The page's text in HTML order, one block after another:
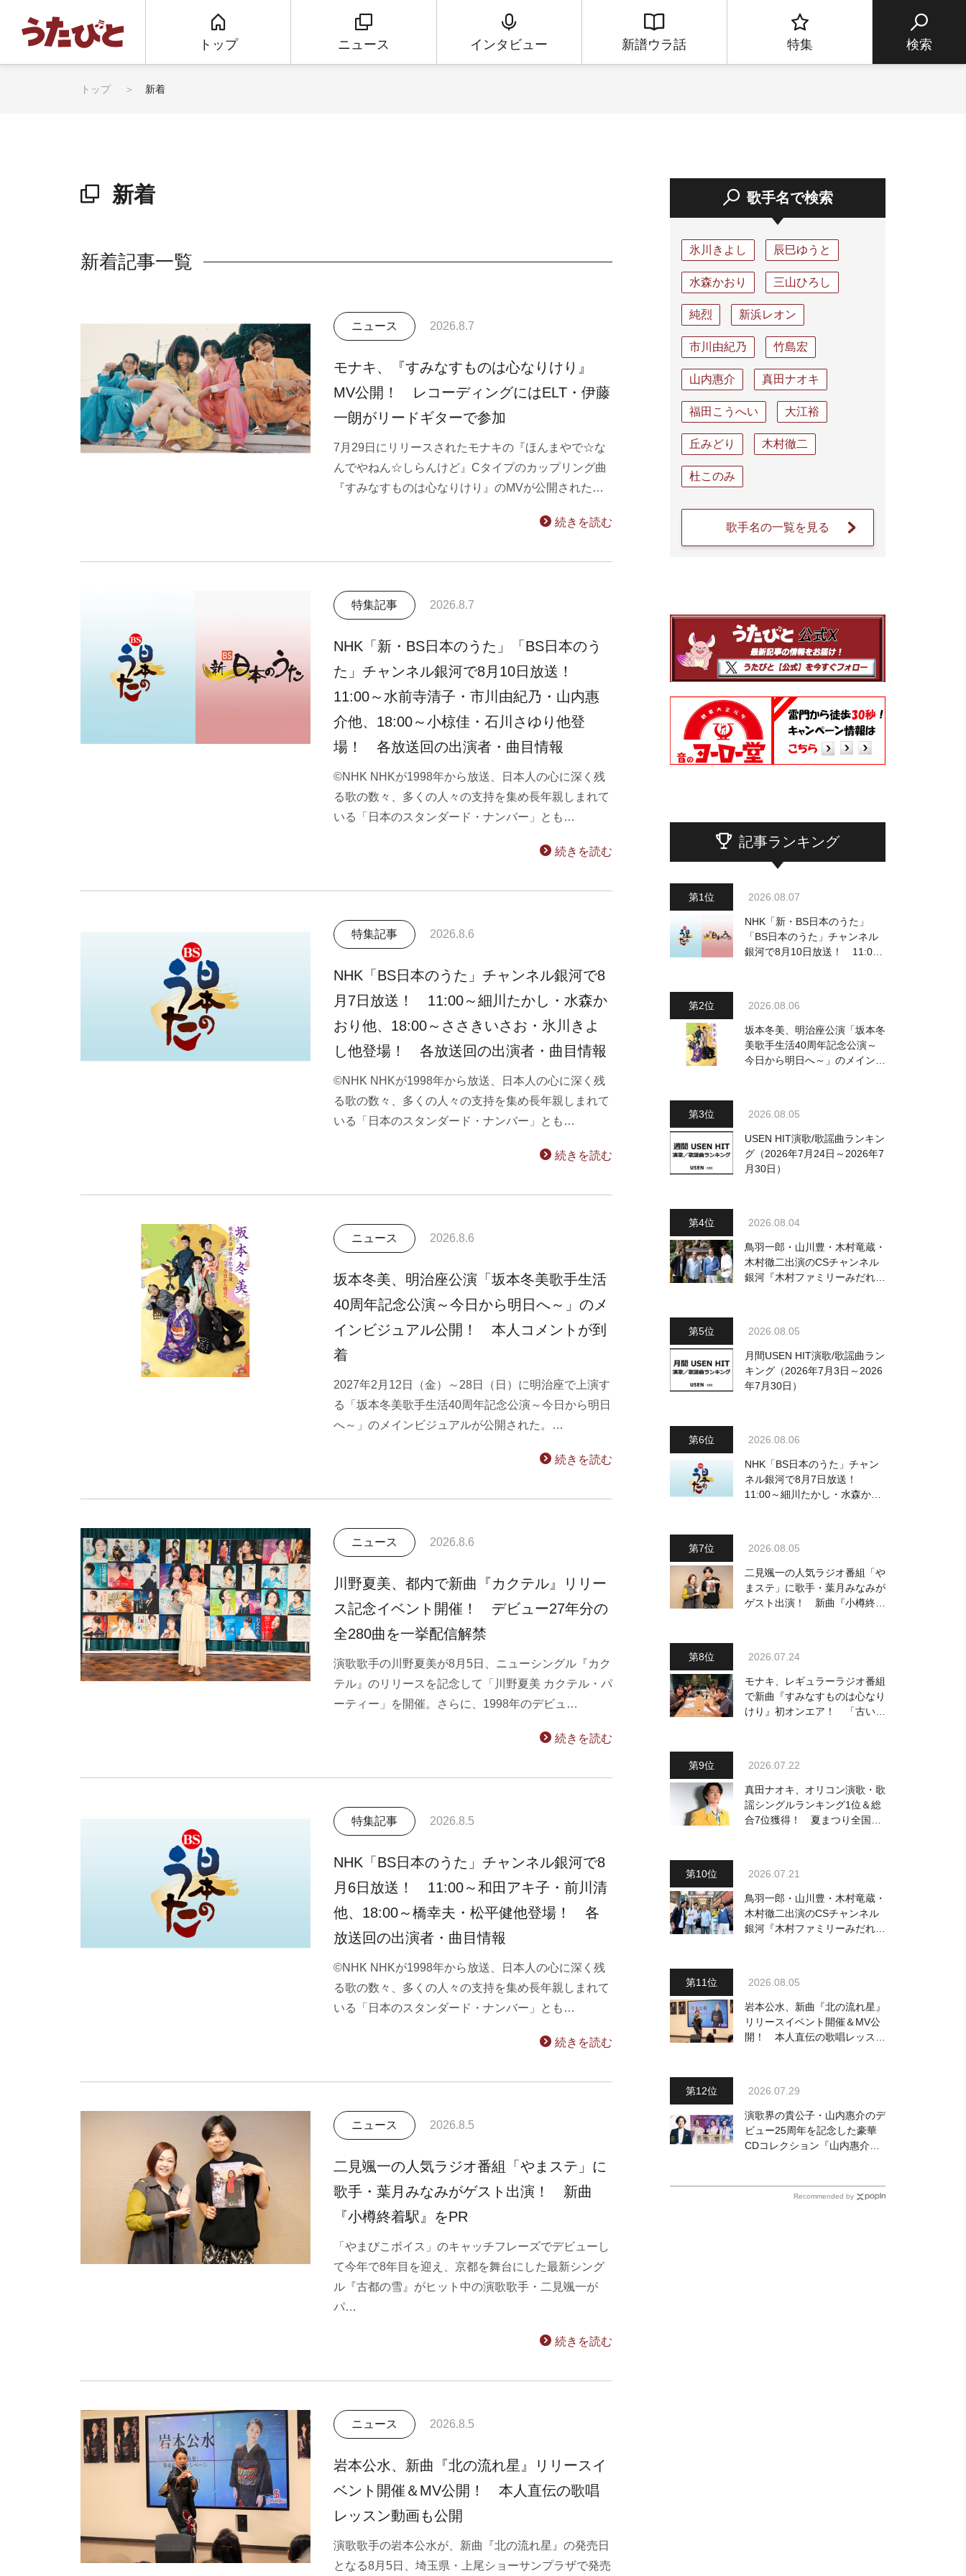
トップ ニュース インタビュー 新譜ウラ話 特集 検索
トップ 新着
新着
新着記事一覧
ニュース 2026.8.7
モナキ、『すみなすものは心なりけり』
MV公開！ レコーディングにはELT・伊藤
一朗がリードギターで参加
7月29日にリリースされたモナキの『ほんまやで☆な
んでやねん☆しらんけど』Cタイプのカップリング曲
『すみなすものは心なりけり』のMVが公開された…
続きを読む
特集記事 2026.8.7
NHK「新・BS日本のうた」「BS日本のう
た」チャンネル銀河で8月10日放送！
11:00～水前寺清子・市川由紀乃・山内惠
介他、18:00～小椋佳・石川さゆり他登
場！ 各放送回の出演者・曲目情報
©NHK NHKが1998年から放送、日本人の心に深く残
る歌の数々、多くの人々の支持を集め長年親しまれて
いる「日本のスタンダード・ナンバー」とも…
続きを読む
特集記事 2026.8.6
NHK「BS日本のうた」チャンネル銀河で8
月7日放送！ 11:00～細川たかし・水森か
おり他、18:00～ささきいさお・氷川きよ
し他登場！ 各放送回の出演者・曲目情報
©NHK NHKが1998年から放送、日本人の心に深く残
る歌の数々、多くの人々の支持を集め長年親しまれて
いる「日本のスタンダード・ナンバー」とも…
続きを読む
ニュース 2026.8.6
坂本冬美、明治座公演「坂本冬美歌手生活
40周年記念公演～今日から明日へ～」のメ
インビジュアル公開！ 本人コメントが到
着
2027年2月12日（金）～28日（日）に明治座で上演す
る「坂本冬美歌手生活40周年記念公演～今日から明日
へ～」のメインビジュアルが公開された。…
続きを読む
ニュース 2026.8.6
川野夏美、都内で新曲『カクテル』リリー
ス記念イベント開催！ デビュー27年分の
全280曲を一挙配信解禁
演歌歌手の川野夏美が8月5日、ニューシングル『カク
テル』のリリースを記念して「川野夏美 カクテル・パ
ーティー」を開催。さらに、1998年のデビュ…
続きを読む
特集記事 2026.8.5
NHK「BS日本のうた」チャンネル銀河で8
月6日放送！ 11:00～和田アキ子・前川清
他、18:00～橋幸夫・松平健他登場！ 各
放送回の出演者・曲目情報
©NHK NHKが1998年から放送、日本人の心に深く残
る歌の数々、多くの人々の支持を集め長年親しまれて
いる「日本のスタンダード・ナンバー」とも…
続きを読む
ニュース 2026.8.5
二見颯一の人気ラジオ番組「やまステ」に
歌手・葉月みなみがゲスト出演！ 新曲
『小樽終着駅』をPR
「やまびこボイス」のキャッチフレーズでデビューし
て今年で8年目を迎え、京都を舞台にした最新シング
ル『古都の雪』がヒット中の演歌歌手・二見颯一が
パ…
続きを読む
ニュース 2026.8.5
岩本公水、新曲『北の流れ星』リリースイ
ベント開催＆MV公開！ 本人直伝の歌唱
レッスン動画も公開
演歌歌手の岩本公水が、新曲『北の流れ星』の発売日
となる8月5日、埼玉県・上尾ショーサンプラザで発売
歌手名で検索
氷川きよし 辰巳ゆうと
水森かおり 三山ひろし
純烈 新浜レオン
市川由紀乃 竹島宏
山内惠介 真田ナオキ
福田こうへい 大江裕
丘みどり 木村徹二
杜このみ
歌手名の一覧を見る
記事ランキング
2026.08.07
NHK「新・BS日本のうた」
「BS日本のうた」チャンネル
銀河で8月10日放送！ 11:00
出演者・曲目情報
2026.08.06
坂本冬美、明治座公演「坂本冬
美歌手生活40周年記念公演～
今日から明日へ～」のメインビ
2026.08.05
USEN HIT演歌/歌謡曲ランキン
グ（2026年7月24日～2026年7
月30日）
2026.08.04
鳥羽一郎・山川豊・木村竜蔵・
木村徹二出演のCSチャンネル
銀河『木村ファミリーみだれ旅
2026.08.05
月間USEN HIT演歌/歌謡曲ラン
キング（2026年7月3日～2026
年7月30日）
2026.08.06
NHK「BS日本のうた」チャン
ネル銀河で8月7日放送！
11:00～細川たかし・水森かお
2026.08.05
二見颯一の人気ラジオ番組「や
まステ」に歌手・葉月みなみが
ゲスト出演！ 新曲『小樽終着
2026.07.24
モナキ、レギュラーラジオ番組
で新曲『すみなすものは心なり
けり』初オンエア！ 「古い言
2026.07.22
真田ナオキ、オリコン演歌・歌
謡シングルランキング1位＆総
合7位獲得！ 夏まつり全国行
2026.07.21
鳥羽一郎・山川豊・木村竜蔵・
木村徹二出演のCSチャンネル
銀河『木村ファミリーみだれ旅
2026.08.05
岩本公水、新曲『北の流れ星』
リリースイベント開催＆MV公
開！ 本人直伝の歌唱レッスン
2026.07.29
演歌界の貴公子・山内惠介のデ
ビュー25周年を記念した豪華
CDコレクション『山内惠介の
Recommended by